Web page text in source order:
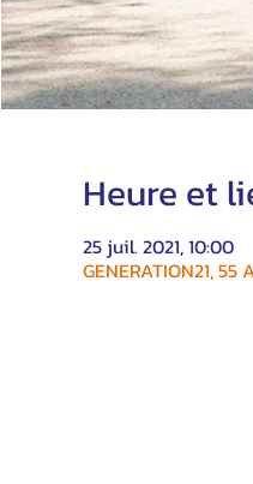
Heure et
25 juil. 2021, 10:00
GENERATION21,